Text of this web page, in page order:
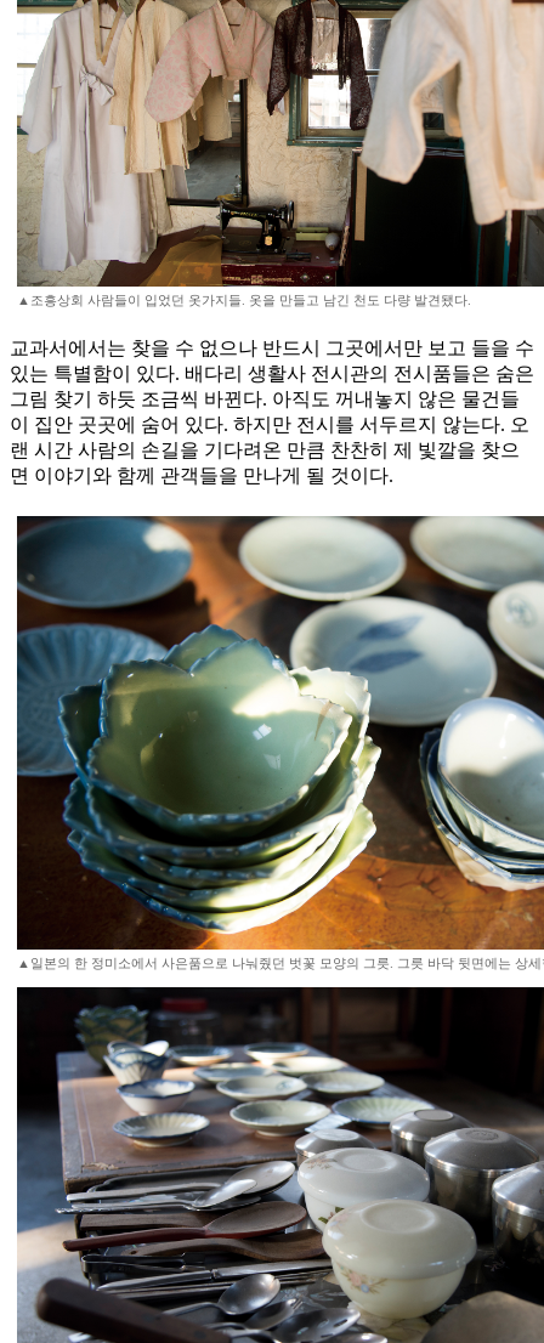
▲조흥상회 사람들이 입었던 옷가지들. 옷을 만들고 남긴 천도 다량 발견됐다.
교과서에서는 찾을 수 없으나 반드시 그곳에서만 보고 들을 수
있는 특별함이 있다. 배다리 생활사 전시관의 전시품들은 숨은
그림 찾기 하듯 조금씩 바뀐다. 아직도 꺼내놓지 않은 물건들
이 집안 곳곳에 숨어 있다. 하지만 전시를 서두르지 않는다. 오
랜 시간 사람의 손길을 기다려온 만큼 찬찬히 제 빛깔을 찾으
면 이야기와 함께 관객들을 만나게 될 것이다.
▲일본의 한 정미소에서 사은품으로 나눠줬던 벗꽃 모양의 그릇. 그릇 바닥 뒷면에는 상